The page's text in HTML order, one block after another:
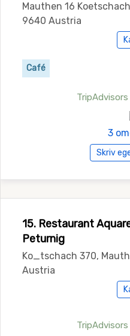
Mauthen 16
9640 Austria
Café
3
Skriv
15. Restaurant
Peturnig
Ko_tschach 370,
Austria